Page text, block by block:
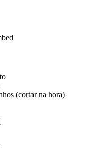
(cortar na hora)